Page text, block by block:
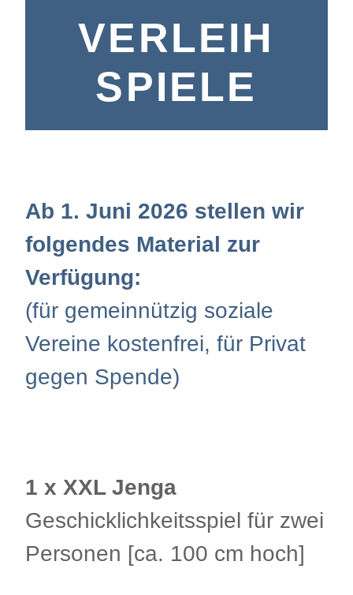
VERLEIH
SPIELE
Ab 1. Juni 2026 stellen wir
folgendes Material zur
Verfügung:
(für gemeinnützig soziale
Vereine kostenfrei, für Privat
gegen Spende)
1 x XXL Jenga
Geschicklichkeitsspiel für zwei
Personen [ca. 100 cm hoch]